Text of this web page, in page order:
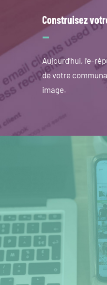
Construisez
–
Aujourd’hui, l’e-
de votre
image.